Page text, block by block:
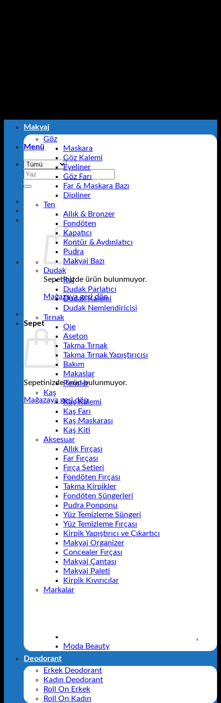
Menü
Ara:
Sepetinizde ürün bulunmuyor.
Mağazaya geri dön
Sepet
Sepetinizde ürün bulunmuyor.
Mağazaya geri dön
Makyaj
Göz
Maskara
Göz Kalemi
Eyeliner
Göz Farı
Far & Maskara Bazı
Dipliner
Ten
Allık & Bronzer
Fondöten
Kapatıcı
Kontür & Aydınlatıcı
Pudra
Makyaj Bazı
Dudak
Ruj
Dudak Parlatıcı
Dudak Kalemi
Dudak Nemlendiricisi
Tırnak
Oje
Aseton
Takma Tırnak
Takma Tırnak Yapıştırıcısı
Bakım
Makaslar
Pensler
Kaş
Kaş Kalemi
Kaş Farı
Kaş Maskarası
Kaş Kiti
Aksesuar
Allık Fırçası
Far Fırçası
Fırça Setleri
Fondöten Fırçası
Takma Kirpikler
Fondöten Süngerleri
Pudra Ponponu
Yüz Temizleme Süngeri
Yüz Temizleme Fırçası
Kirpik Yapıştırıcı ve Çıkartıcı
Makyaj Organizer
Concealer Fırçası
Makyaj Çantası
Makyaj Paleti
Kirpik Kıvırıcılar
Markalar
.
Moda Beauty
Deodorant
Erkek Deodorant
Kadın Deodorant
Roll On Erkek
Roll On Kadın